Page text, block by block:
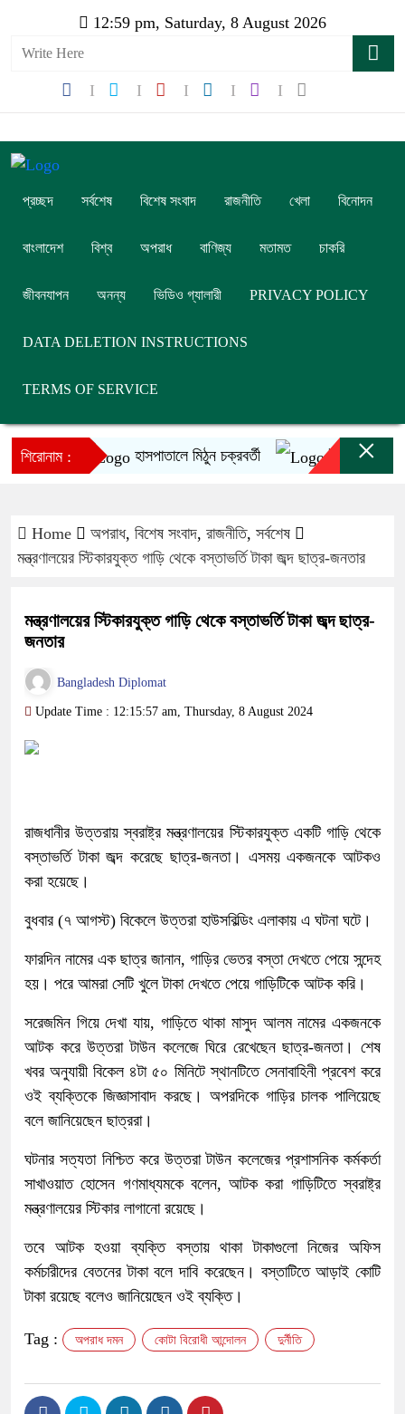
12:59 pm, Saturday, 8 August 2026
প্রচ্ছদ সর্বশেষ বিশেষ সংবাদ রাজনীতি খেলা বিনোদন
বাংলাদেশ বিশ্ব অপরাধ বাণিজ্য মতামত চাকরি
জীবনযাপন অনন্য ভিডিও গ্যালারী PRIVACY POLICY
DATA DELETION INSTRUCTIONS
TERMS OF SERVICE
শিরোনাম : হাসপাতালে মিঠুন চক্রবর্তী ইনফান্তিনোর
×
Home অপরাধ, বিশেষ সংবাদ, রাজনীতি, সর্বশেষ
মন্ত্রণালয়ের স্টিকারযুক্ত গাড়ি থেকে বস্তাভর্তি টাকা জব্দ ছাত্র-জনতার
মন্ত্রণালয়ের স্টিকারযুক্ত গাড়ি থেকে বস্তাভর্তি টাকা জব্দ ছাত্র-
জনতার
Bangladesh Diplomat
Update Time : 12:15:57 am, Thursday, 8 August 2024
রাজধানীর উত্তরায় স্বরাষ্ট্র মন্ত্রণালয়ের স্টিকারযুক্ত একটি গাড়ি থেকে
বস্তাভর্তি টাকা জব্দ করেছে ছাত্র-জনতা। এসময় একজনকে আটকও
করা হয়েছে।
বুধবার (৭ আগস্ট) বিকেলে উত্তরা হাউসবিল্ডিং এলাকায় এ ঘটনা ঘটে।
ফারদিন নামের এক ছাত্র জানান, গাড়ির ভেতর বস্তা দেখতে পেয়ে সন্দেহ
হয়। পরে আমরা সেটি খুলে টাকা দেখতে পেয়ে গাড়িটিকে আটক করি।
সরেজমিন গিয়ে দেখা যায়, গাড়িতে থাকা মাসুদ আলম নামের একজনকে
আটক করে উত্তরা টাউন কলেজে ঘিরে রেখেছেন ছাত্র-জনতা। শেষ
খবর অনুযায়ী বিকেল ৪টা ৫০ মিনিটে স্থানটিতে সেনাবাহিনী প্রবেশ করে
ওই ব্যক্তিকে জিজ্ঞাসাবাদ করছে। অপরদিকে গাড়ির চালক পালিয়েছে
বলে জানিয়েছেন ছাত্ররা।
ঘটনার সত্যতা নিশ্চিত করে উত্তরা টাউন কলেজের প্রশাসনিক কর্মকর্তা
সাখাওয়াত হোসেন গণমাধ্যমকে বলেন, আটক করা গাড়িটিতে স্বরাষ্ট্র
মন্ত্রণালয়ের স্টিকার লাগানো রয়েছে।
তবে আটক হওয়া ব্যক্তি বস্তায় থাকা টাকাগুলো নিজের অফিস
কর্মচারীদের বেতনের টাকা বলে দাবি করেছেন। বস্তাটিতে আড়াই কোটি
টাকা রয়েছে বলেও জানিয়েছেন ওই ব্যক্তি।
Tag : অপরাধ দমন কোটা বিরোধী আন্দোলন দুর্নীতি